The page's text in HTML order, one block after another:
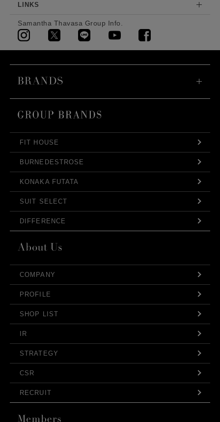
LINKS
Samantha Thavasa Group Info.
FIT HOUSE
BURNEDESTROSE
KONAKA FUTATA
SUIT SELECT
DIFFERENCE
COMPANY
PROFILE
SHOP LIST
IR
STRATEGY
CSR
RECRUIT